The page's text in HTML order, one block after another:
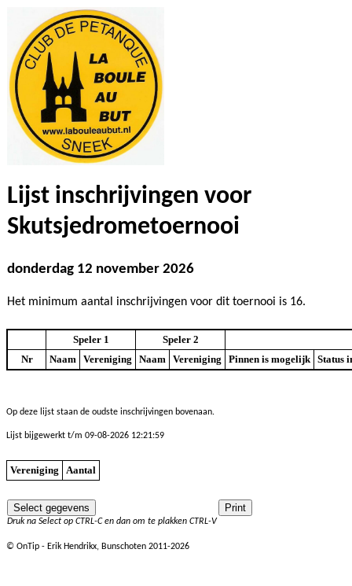
Lijst inschrijvingen voor
Skutsjedrometoernooi
donderdag 12 november 2026
Het minimum aantal inschrijvingen voor dit toernooi is 16.
Speler 1
Speler 2
Nr
Naam Vereniging Naam Vereniging Pinnen is mogelijk Status
Op deze lijst staan de oudste inschrijvingen bovenaan.
Lijst bijgewerkt t/m 09-08-2026 12:21:59
Vereniging Aantal
Druk na Select op CTRL-C en dan om te plakken CTRL-V
© OnTip - Erik Hendrikx, Bunschoten 2011-2026